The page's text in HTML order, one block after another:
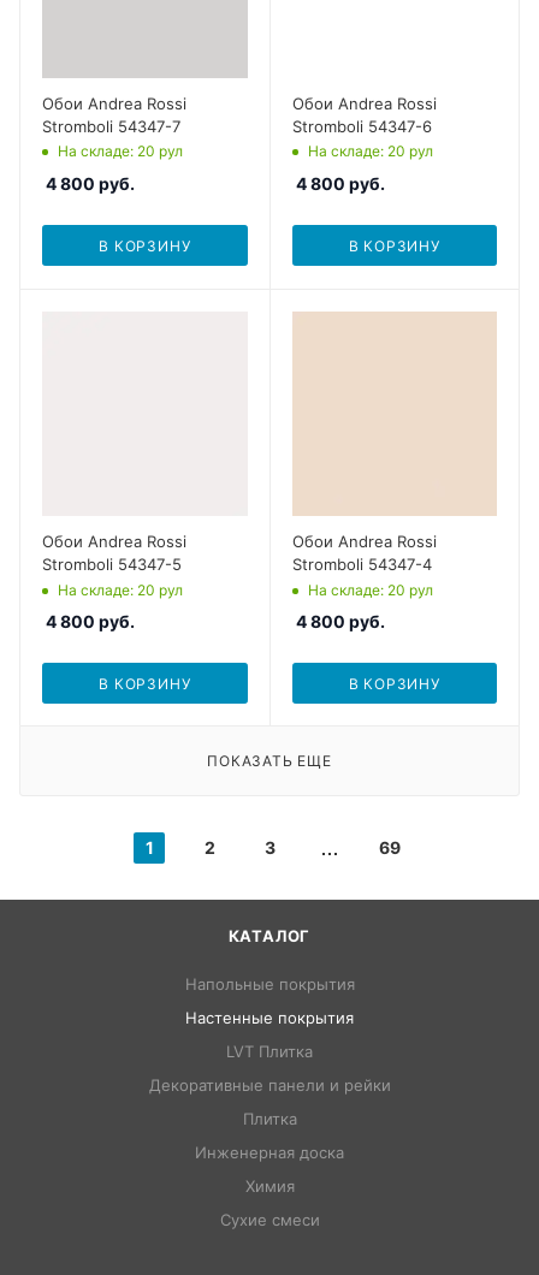
Обои Andrea Rossi
Stromboli 54347-7
На складе: 20 рул
4 800 руб.
В КОРЗИНУ
Обои Andrea Rossi
Stromboli 54347-6
На складе: 20 рул
4 800 руб.
В КОРЗИНУ
Обои Andrea Rossi
Stromboli 54347-5
На складе: 20 рул
4 800 руб.
В КОРЗИНУ
Обои Andrea Rossi
Stromboli 54347-4
На складе: 20 рул
4 800 руб.
В КОРЗИНУ
ПОКАЗАТЬ ЕЩЕ
1 2 3 69
КАТАЛОГ
Напольные покрытия
Настенные покрытия
LVT Плитка
Декоративные панели и рейки
Плитка
Инженерная доска
Химия
Сухие смеси